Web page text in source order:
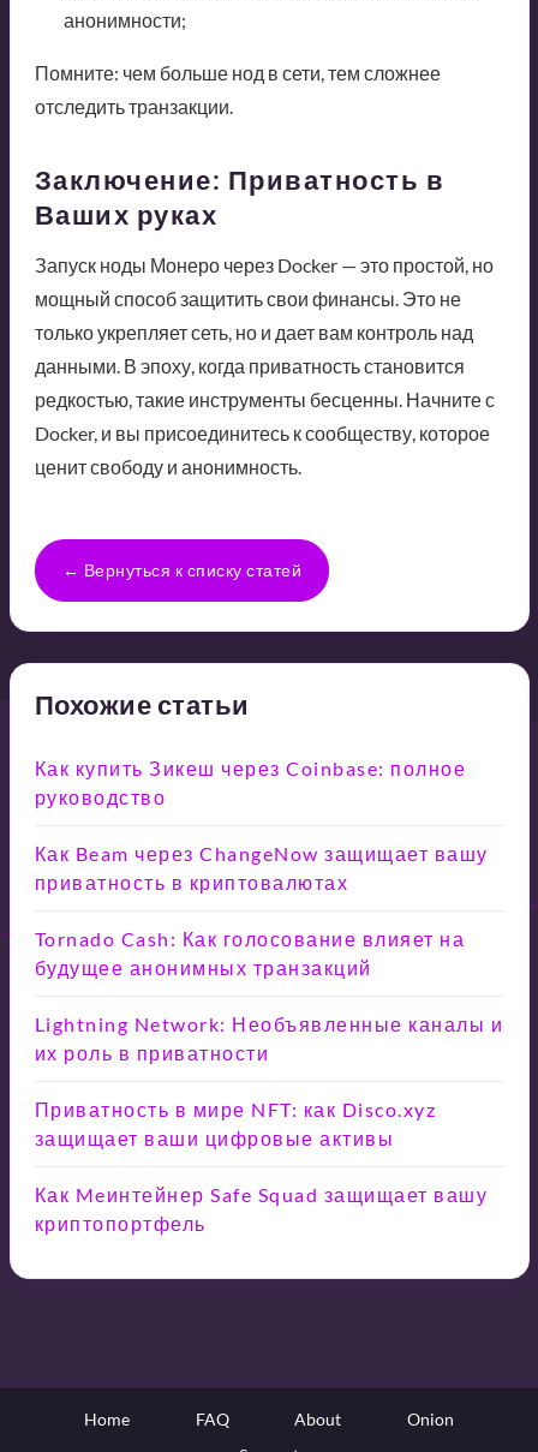
анонимности;
Помните: чем больше нод в сети, тем сложнее
отследить транзакции.
Заключение: Приватность в
Ваших руках
Запуск ноды Монеро через Docker — это простой, но
мощный способ защитить свои финансы. Это не
только укрепляет сеть, но и дает вам контроль над
данными. В эпоху, когда приватность становится
редкостью, такие инструменты бесценны. Начните с
Docker, и вы присоединитесь к сообществу, которое
ценит свободу и анонимность.
← Вернуться к списку статей
Похожие статьи
Как купить Зикеш через Coinbase: полное
руководство
Как Beam через ChangeNow защищает вашу
приватность в криптовалютах
Tornado Cash: Как голосование влияет на
будущее анонимных транзакций
Lightning Network: Необъявленные каналы и
их роль в приватности
Приватность в мире NFT: как Disco.xyz
защищает ваши цифровые активы
Как Meинтейнер Safe Squad защищает вашу
криптопортфель
Home FAQ About
Onion